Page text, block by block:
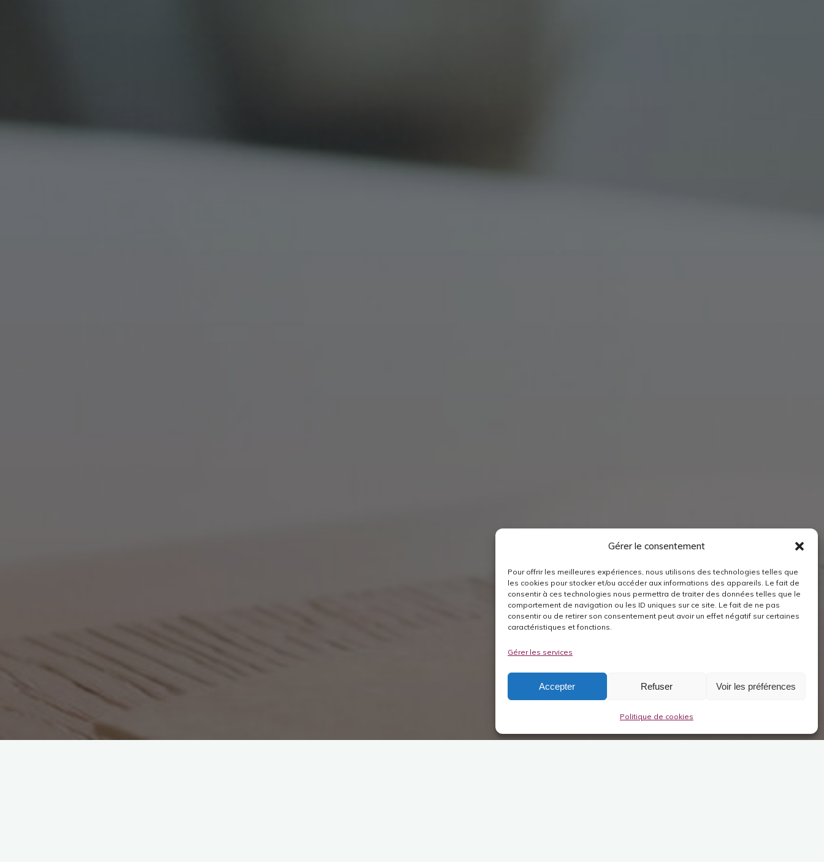
Gérer le consentement
Pour offrir les meilleures expériences, nous utilisons des technologies telles que
les cookies pour stocker et/ou accéder aux informations des appareils. Le fait de
consentir à ces technologies nous permettra de traiter des données telles que le
comportement de navigation ou les ID uniques sur ce site. Le fait de ne pas
consentir ou de retirer son consentement peut avoir un effet négatif sur certaines
caractéristiques et fonctions.
Gérer les services
Accepter Refuser Voir les préférences
Politique de cookies